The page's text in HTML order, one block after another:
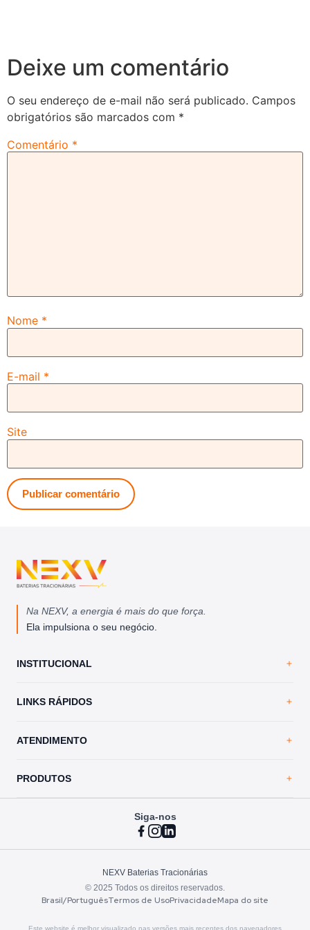
Deixe um comentário
O seu endereço de e-mail não será publicado. Campos
obrigatórios são marcados com *
Comentário *
Nome *
E-mail *
Site
Na NEXV, a energia é mais do que força.
Ela impulsiona o seu negócio.
INSTITUCIONAL
Trabalhe Conosco
LINKS RÁPIDOS
Contato
ATENDIMENTO
Assistência técnica
PRODUTOS
Modelos TNE
Siga-nos
NEXV Baterias Tracionárias
© 2025 Todos os direitos reservados.
Brasil/PortuguêsTermos de UsoPrivacidadeMapa do site
Este website é melhor visualizado nas versões mais recentes dos navegadores